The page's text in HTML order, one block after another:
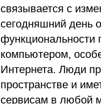
связывается с
сегодняшний день
функциональности
компьютером,
Интернета. Люди
пространстве и
сервисам в любой